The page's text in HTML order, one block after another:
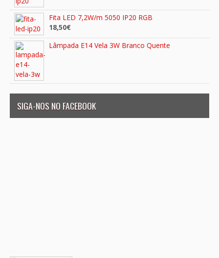
Fita LED 7,2W/m 5050 IP20 RGB
18,50€
Lâmpada E14 Vela 3W Branco Quente
SIGA-NOS NO FACEBOOK